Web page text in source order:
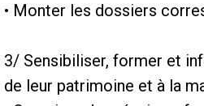
• Monter les dossiers
3/ Sensibiliser, former et
de leur patrimoine et à la